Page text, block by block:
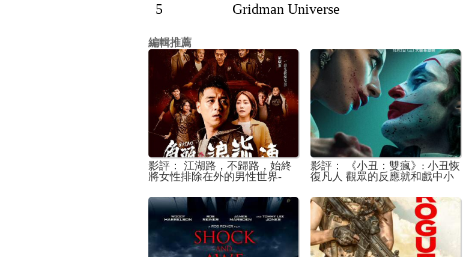
5
Gridman Universe
編輯推薦
影評： 江湖路，不歸路，始終
將女性排除在外的男性世界-
影評： 《小丑：雙瘋》: 小丑恢
復凡人 觀眾的反應就和戲中小
劣評